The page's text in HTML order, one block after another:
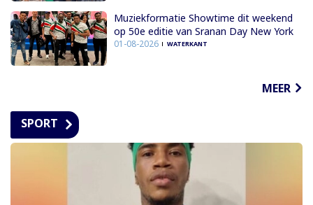
Muziekformatie Showtime dit weekend
op 50e editie van Sranan Day New York
01-08-2026 WATERKANT
MEER
SPORT